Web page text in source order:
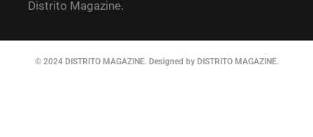
Distrito Magazine.
© 2024 DISTRITO MAGAZINE. Designed by DISTRITO MAGAZINE.